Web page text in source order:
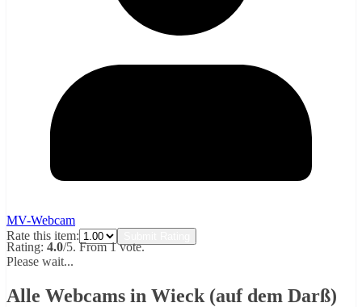
MV-Webcam
Rate this item:
Rating: 4.0/5. From 1 vote.
Please wait...
Alle Webcams in Wieck (auf dem Darß)